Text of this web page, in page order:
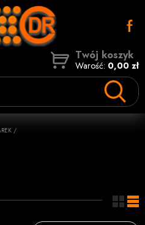
Twój koszyk
Warość: 0,00 zł
/